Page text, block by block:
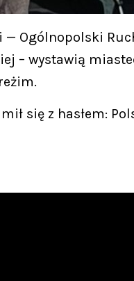
— Ogólnopolski
– wystawią
się z hasłem: